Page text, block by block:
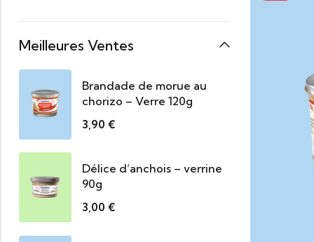
Meilleures Ventes
Brandade de morue au
chorizo – Verre 120g
3,90 €
Délice d’anchois – verrine
90g
3,00 €